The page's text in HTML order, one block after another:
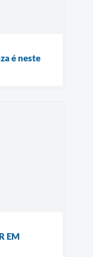
é neste
EM